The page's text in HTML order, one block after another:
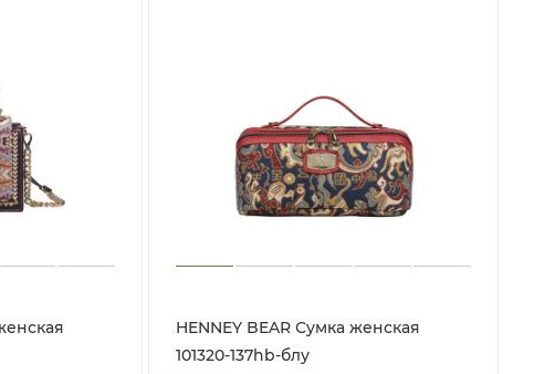
HENNEY BEAR Сумка женская
101320-137hb-блу